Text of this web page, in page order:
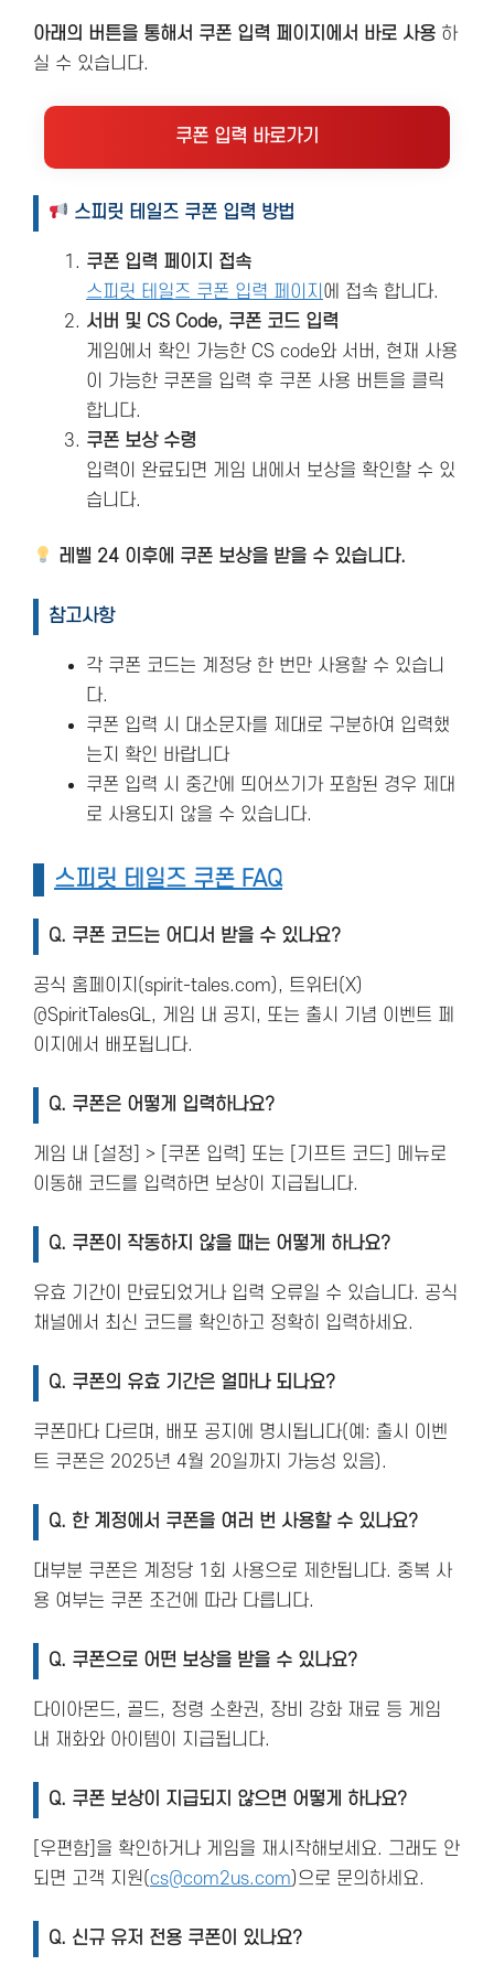
아래의 버튼을 통해서 쿠폰 입력 페이지에서 바로 사용 하
실 수 있습니다.
쿠폰 입력 바로가기
스피릿 테일즈 쿠폰 입력 방법
쿠폰 입력 페이지 접속
스피릿 테일즈 쿠폰 입력 페이지 에 접속 합니다.
서버 및 CS Code, 쿠폰 코드 입력
게임에서 확인 가능한 CS code와 서버, 현재 사용
이 가능한 쿠폰을 입력 후 쿠폰 사용 버튼을 클릭
합니다.
쿠폰 보상 수령
입력이 완료되면 게임 내에서 보상을 확인할 수 있
습니다.
레벨 24 이후에 쿠폰 보상을 받을 수 있습니다.
참고사항
각 쿠폰 코드는 계정당 한 번만 사용할 수 있습니
다.
쿠폰 입력 시 대소문자를 제대로 구분하여 입력했
는지 확인 바랍니다
쿠폰 입력 시 중간에 띄어쓰기가 포함된 경우 제대
로 사용되지 않을 수 있습니다.
스피릿 테일즈 쿠폰 FAQ
Q. 쿠폰 코드는 어디서 받을 수 있나요?
공식 홈페이지(spirit-tales.com), 트위터(X)
@SpiritTalesGL, 게임 내 공지, 또는 출시 기념 이벤트 페
이지에서 배포됩니다.
Q. 쿠폰은 어떻게 입력하나요?
게임 내 [설정] > [쿠폰 입력] 또는 [기프트 코드] 메뉴로
이동해 코드를 입력하면 보상이 지급됩니다.
Q. 쿠폰이 작동하지 않을 때는 어떻게 하나요?
유효 기간이 만료되었거나 입력 오류일 수 있습니다. 공식
채널에서 최신 코드를 확인하고 정확히 입력하세요.
Q. 쿠폰의 유효 기간은 얼마나 되나요?
쿠폰마다 다르며, 배포 공지에 명시됩니다(예: 출시 이벤
트 쿠폰은 2025년 4월 20일까지 가능성 있음).
Q. 한 계정에서 쿠폰을 여러 번 사용할 수 있나요?
대부분 쿠폰은 계정당 1회 사용으로 제한됩니다. 중복 사
용 여부는 쿠폰 조건에 따라 다릅니다.
Q. 쿠폰으로 어떤 보상을 받을 수 있나요?
다이아몬드, 골드, 정령 소환권, 장비 강화 재료 등 게임
내 재화와 아이템이 지급됩니다.
Q. 쿠폰 보상이 지급되지 않으면 어떻게 하나요?
[우편함]을 확인하거나 게임을 재시작해보세요. 그래도 안
되면 고객 지원(cs@com2us.com)으로 문의하세요.
Q. 신규 유저 전용 쿠폰이 있나요?